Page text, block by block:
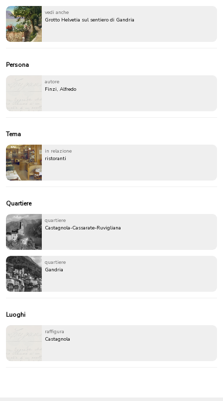
vedi anche
Grotto Helvetia sul sentiero di Gandria
Persona
autore
Finzi, Alfredo
Tema
in relazione
ristoranti
Quartiere
quartiere
Castagnola-Cassarate-Ruvigliana
quartiere
Gandria
Luoghi
raffigura
Castagnola